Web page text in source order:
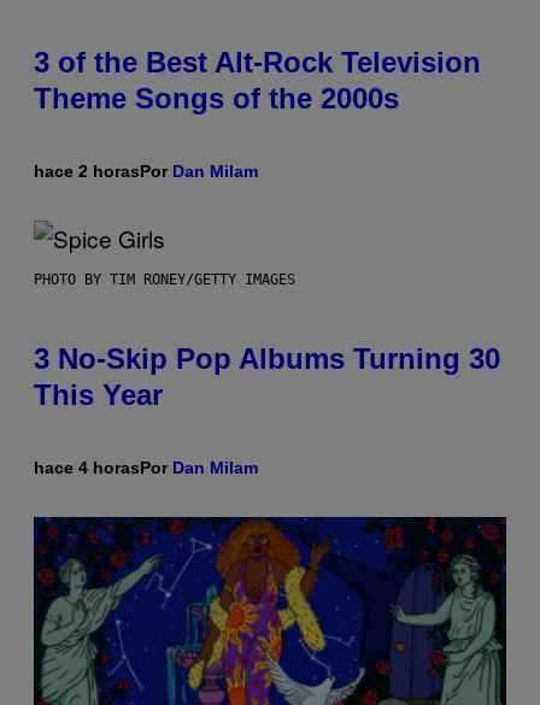
3 of the Best Alt-Rock Television
Theme Songs of the 2000s
hace 2 horasPor Dan Milam
PHOTO BY TIM RONEY/GETTY IMAGES
3 No-Skip Pop Albums Turning 30
This Year
hace 4 horasPor Dan Milam